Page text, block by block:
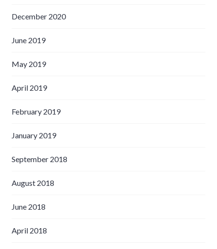
December 2020
June 2019
May 2019
April 2019
February 2019
January 2019
September 2018
August 2018
June 2018
April 2018